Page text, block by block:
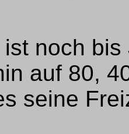
noch
auf 80,
seine